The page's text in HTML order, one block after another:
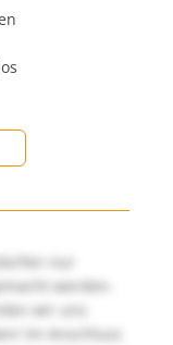
nur
werden.
wir uns
Im Anschluss